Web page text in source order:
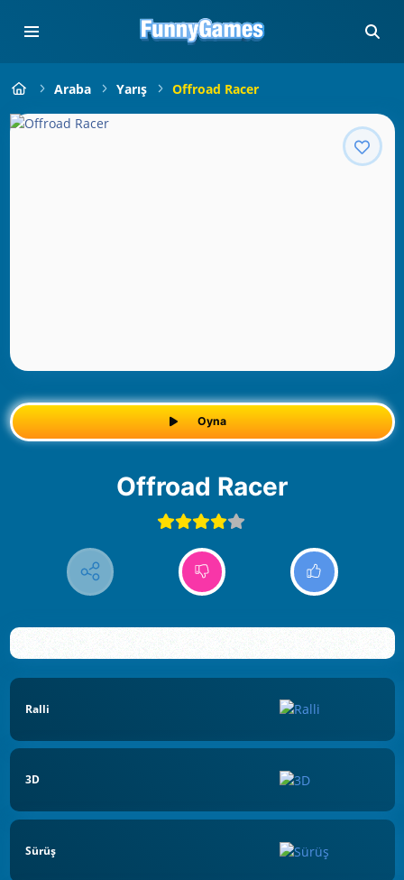
Araba Yarış Offroad Racer
Oyna
Offroad Racer
Ralli
3D
Sürüş